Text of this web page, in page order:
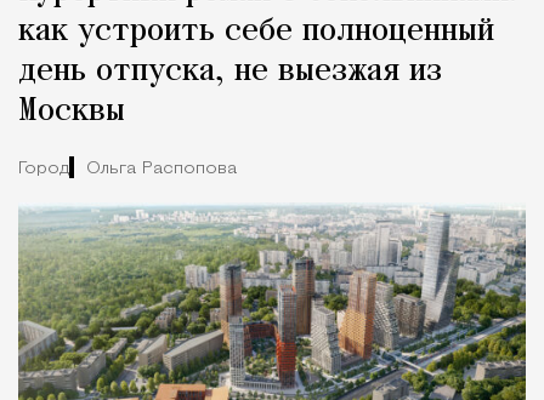
как устроить себе полноценный
день отпуска, не выезжая из
Москвы
Город Ольга Распопова